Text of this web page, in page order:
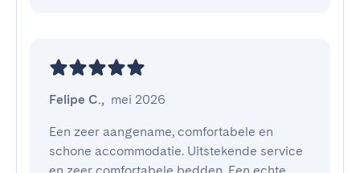
Felipe C., mei 2026
Een zeer aangename, comfortabele en
schone accommodatie. Uitstekende service